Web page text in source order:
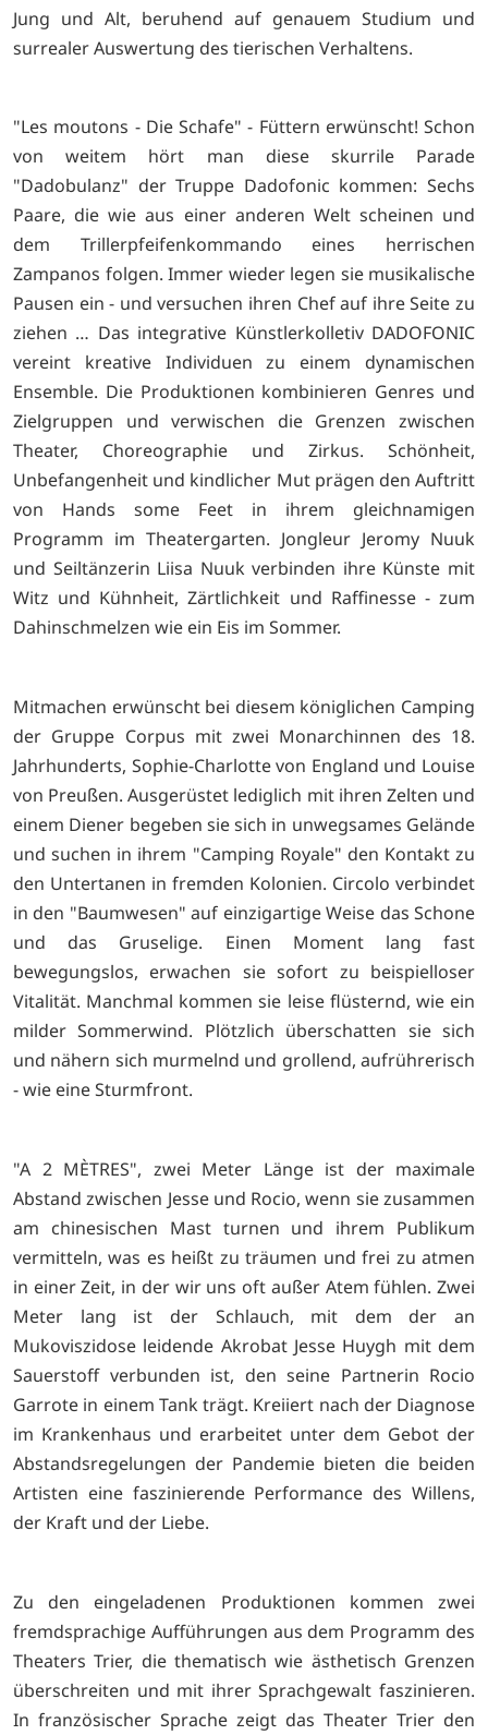
Jung und Alt, beruhend auf genauem Studium und
surrealer Auswertung des tierischen Verhaltens.
"Les moutons - Die Schafe" - Füttern erwünscht! Schon
von weitem hört man diese skurrile Parade
"Dadobulanz" der Truppe Dadofonic kommen: Sechs
Paare, die wie aus einer anderen Welt scheinen und
dem Trillerpfeifenkommando eines herrischen
Zampanos folgen. Immer wieder legen sie musikalische
Pausen ein - und versuchen ihren Chef auf ihre Seite zu
ziehen … Das integrative Künstlerkolletiv DADOFONIC
vereint kreative Individuen zu einem dynamischen
Ensemble. Die Produktionen kombinieren Genres und
Zielgruppen und verwischen die Grenzen zwischen
Theater, Choreographie und Zirkus. Schönheit,
Unbefangenheit und kindlicher Mut prägen den Auftritt
von Hands some Feet in ihrem gleichnamigen
Programm im Theatergarten. Jongleur Jeromy Nuuk
und Seiltänzerin Liisa Nuuk verbinden ihre Künste mit
Witz und Kühnheit, Zärtlichkeit und Raffinesse - zum
Dahinschmelzen wie ein Eis im Sommer.
Mitmachen erwünscht bei diesem königlichen Camping
der Gruppe Corpus mit zwei Monarchinnen des 18.
Jahrhunderts, Sophie-Charlotte von England und Louise
von Preußen. Ausgerüstet lediglich mit ihren Zelten und
einem Diener begeben sie sich in unwegsames Gelände
und suchen in ihrem "Camping Royale" den Kontakt zu
den Untertanen in fremden Kolonien. Circolo verbindet
in den "Baumwesen" auf einzigartige Weise das Schone
und das Gruselige. Einen Moment lang fast
bewegungslos, erwachen sie sofort zu beispielloser
Vitalität. Manchmal kommen sie leise flüsternd, wie ein
milder Sommerwind. Plötzlich überschatten sie sich
und nähern sich murmelnd und grollend, aufrührerisch
- wie eine Sturmfront.
"A 2 MÈTRES", zwei Meter Länge ist der maximale
Abstand zwischen Jesse und Rocio, wenn sie zusammen
am chinesischen Mast turnen und ihrem Publikum
vermitteln, was es heißt zu träumen und frei zu atmen
in einer Zeit, in der wir uns oft außer Atem fühlen. Zwei
Meter lang ist der Schlauch, mit dem der an
Mukoviszidose leidende Akrobat Jesse Huygh mit dem
Sauerstoff verbunden ist, den seine Partnerin Rocio
Garrote in einem Tank trägt. Kreiiert nach der Diagnose
im Krankenhaus und erarbeitet unter dem Gebot der
Abstandsregelungen der Pandemie bieten die beiden
Artisten eine faszinierende Performance des Willens,
der Kraft und der Liebe.
Zu den eingeladenen Produktionen kommen zwei
fremdsprachige Aufführungen aus dem Programm des
Theaters Trier, die thematisch wie ästhetisch Grenzen
überschreiten und mit ihrer Sprachgewalt faszinieren.
In französischer Sprache zeigt das Theater Trier den